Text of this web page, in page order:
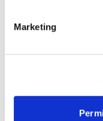
Marketing